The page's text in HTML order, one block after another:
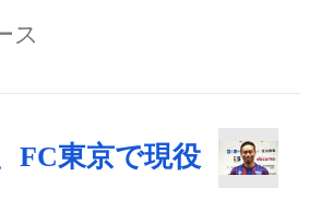
ス
FC東京で現役